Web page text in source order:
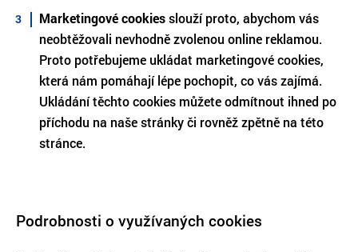
Marketingové cookiesslouží proto, abychom vás
neobtěžovali nevhodně zvolenou online reklamou.
Proto potřebujeme ukládat marketingové cookies,
která nám pomáhají lépe pochopit, co vás zajímá.
Ukládání těchto cookies můžete odmítnout ihned po
příchodu na naše stránky či rovněž zpětně na této
stránce.
Podrobnosti o využívaných cookies